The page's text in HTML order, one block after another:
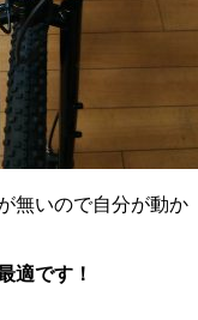
無いので自分が動か
適です！